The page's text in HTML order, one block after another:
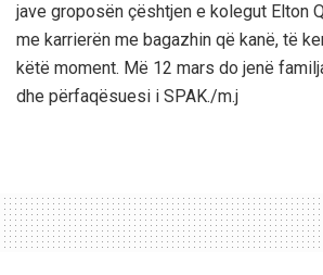
jave groposën çështjen e kolegut Elton
me karrierën me bagazhin që kanë, të
këtë moment. Më 12 mars do jenë
dhe përfaqësuesi i SPAK./m.j